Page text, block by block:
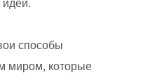
способы
миром, которые